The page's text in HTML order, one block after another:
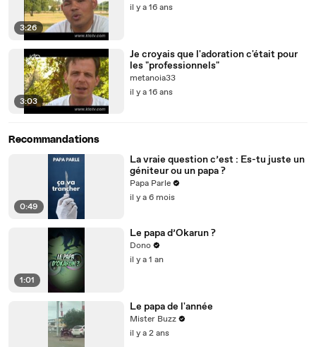
3:26
il y a 16 ans
3:03
Je croyais que l'adoration c'était pour
les "professionnels"
metanoia33
il y a 16 ans
Recommandations
0:49
La vraie question c’est : Es-tu juste un
géniteur ou un papa ?
Papa Parle
il y a 6 mois
1:01
Le papa d’Okarun ?
Dono
il y a 1 an
Le papa de l'année
Mister Buzz
il y a 2 ans